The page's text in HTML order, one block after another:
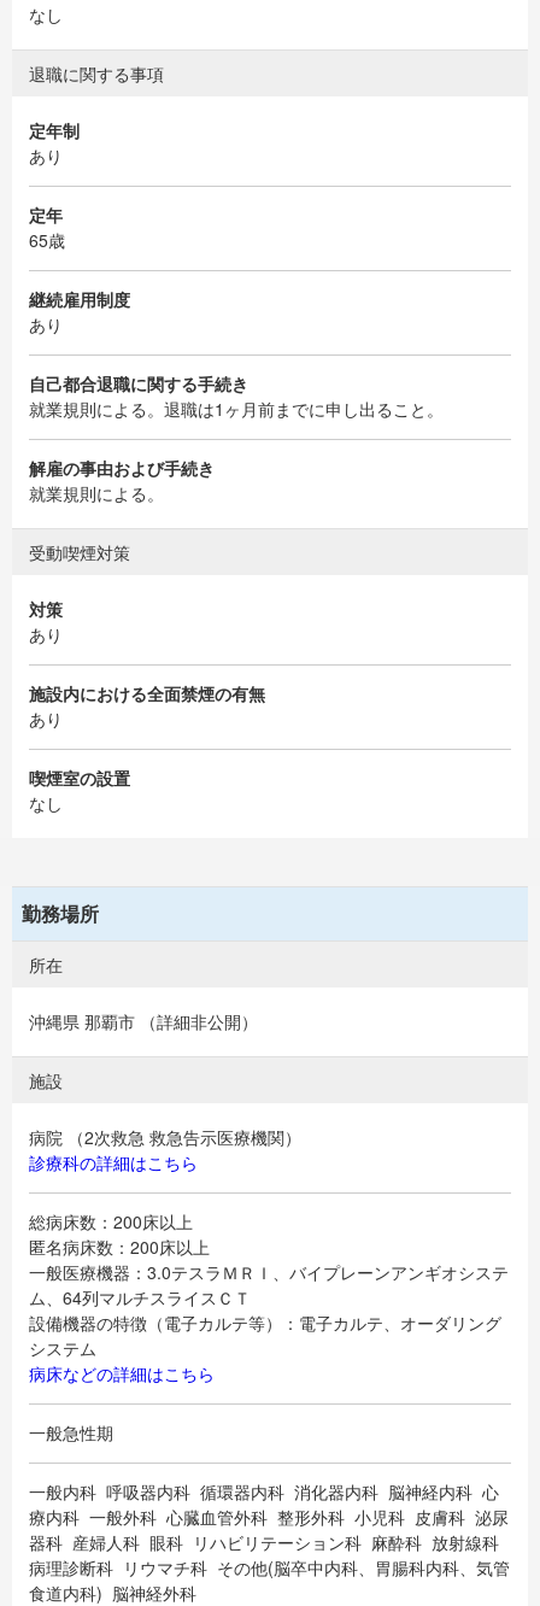
なし
退職に関する事項
定年制
あり
定年
65歳
継続雇用制度
あり
自己都合退職に関する手続き
就業規則による。退職は1ヶ月前までに申し出ること。
解雇の事由および手続き
就業規則による。
受動喫煙対策
対策
あり
施設内における全面禁煙の有無
あり
喫煙室の設置
なし
勤務場所
所在
沖縄県 那覇市 （詳細非公開）
施設
病院 （2次救急 救急告示医療機関）
診療科の詳細はこちら
総病床数：200床以上
匿名病床数：200床以上
一般医療機器：3.0テスラＭＲＩ、バイプレーンアンギオシステ
ム、64列マルチスライスＣＴ
設備機器の特徴（電子カルテ等）：電子カルテ、オーダリング
システム
病床などの詳細はこちら
一般急性期
一般内科 呼吸器内科 循環器内科 消化器内科 脳神経内科 心
療内科 一般外科 心臓血管外科 整形外科 小児科 皮膚科 泌尿
器科 産婦人科 眼科 リハビリテーション科 麻酔科 放射線科
病理診断科 リウマチ科 その他(脳卒中内科、胃腸科内科、気管
食道内科) 脳神経外科